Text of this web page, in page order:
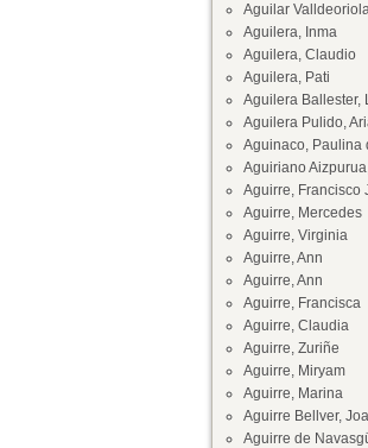
Aguilar
Aguilera, Inma
Aguilera, Claudio
Aguilera, Pati
Aguilera Ballester,
Aguilera Pulido,
Aguinaco, Paulina
Aguiriano
Aguirre, Francisco
Aguirre, Mercedes
Aguirre, Virginia
Aguirre, Ann
Aguirre, Ann
Aguirre, Francisca
Aguirre, Claudia
Aguirre, Zuriñe
Aguirre, Miryam
Aguirre, Marina
Aguirre Bellver,
Aguirre de